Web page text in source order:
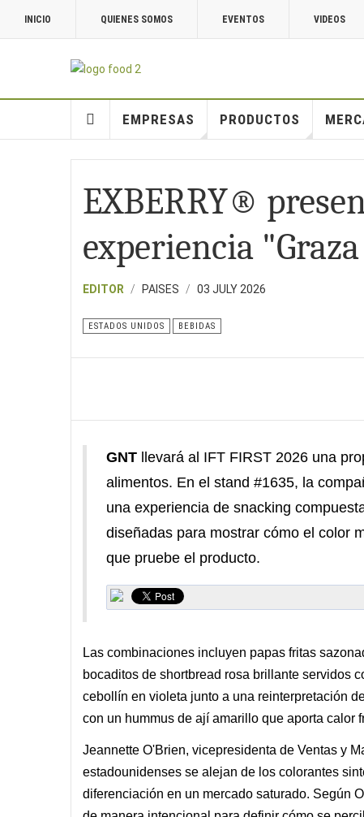
INICIO QUIENES SOMOS EVENTOS VIDEOS
EMPRESAS PRODUCTOS
EXBERRY®
experiencia
EDITOR PAISES 03 JULY 2026
ESTADOS UNIDOS BEBIDAS
GNT llevará al IFT FIRST 2026 una
alimentos. En el stand #1635, la
una experiencia de snacking
diseñadas para mostrar cómo el color
que pruebe el producto.
Las combinaciones incluyen papas fritas
bocaditos de shortbread rosa brillante servidos
cebollín en violeta junto a una reinterpretación
con un hummus de ají amarillo que aporta calor
Jeannette O'Brien, vicepresidenta de Ventas y
estadounidenses se alejan de los colorantes
diferenciación en un mercado saturado. Según